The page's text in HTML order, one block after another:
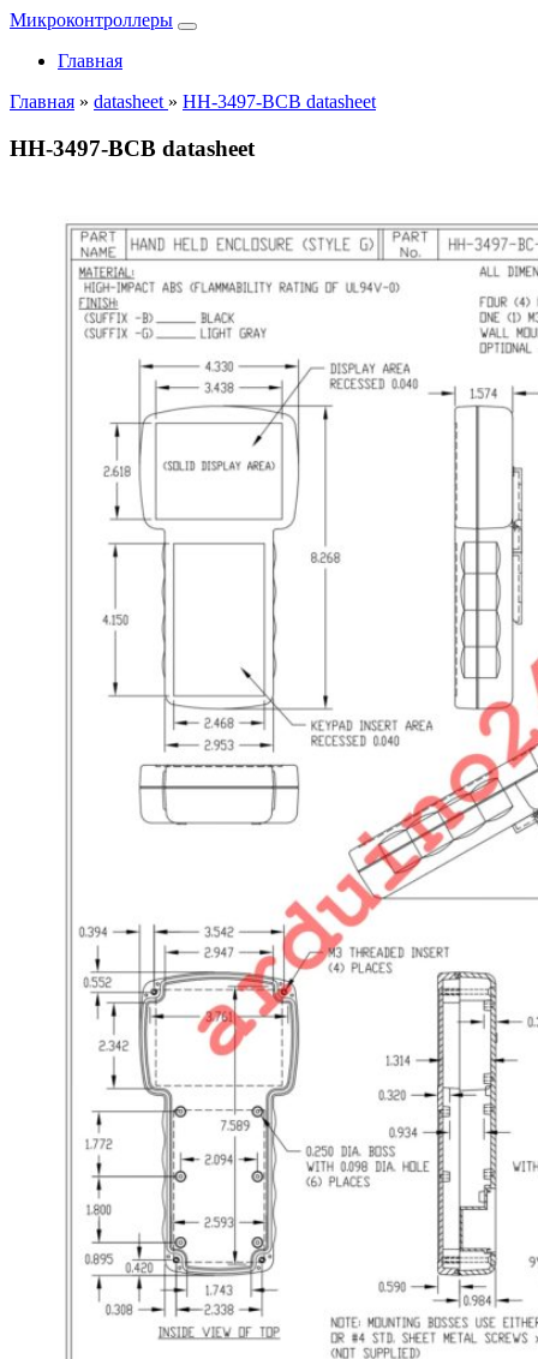
Микроконтроллеры
Главная
Главная » datasheet » HH-3497-BCB datasheet
HH-3497-BCB datasheet